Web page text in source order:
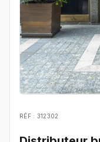
RÉF : 312302